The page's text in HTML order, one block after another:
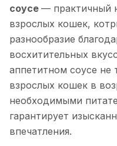
соусе — практичный
взрослых кошек,
разнообразие
восхитительных
аппетитном соусе не
взрослых кошек в
необходимыми
гарантирует
впечатления.